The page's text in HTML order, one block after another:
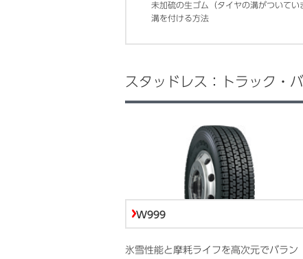
未加硫の生ゴム（タイヤの溝がついて
溝を付ける方法
スタッドレス：トラック・
W999
氷雪性能と摩耗ライフを高次元でバラン